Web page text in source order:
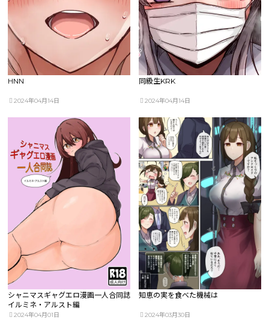
HNN
2024年04月14日
同級生KRK
2024年04月14日
シャニマスギャグエロ漫画一人合同誌
イルミネ・アルスト編
2024年04月01日
知恵の実を食べた機械は
2024年03月30日